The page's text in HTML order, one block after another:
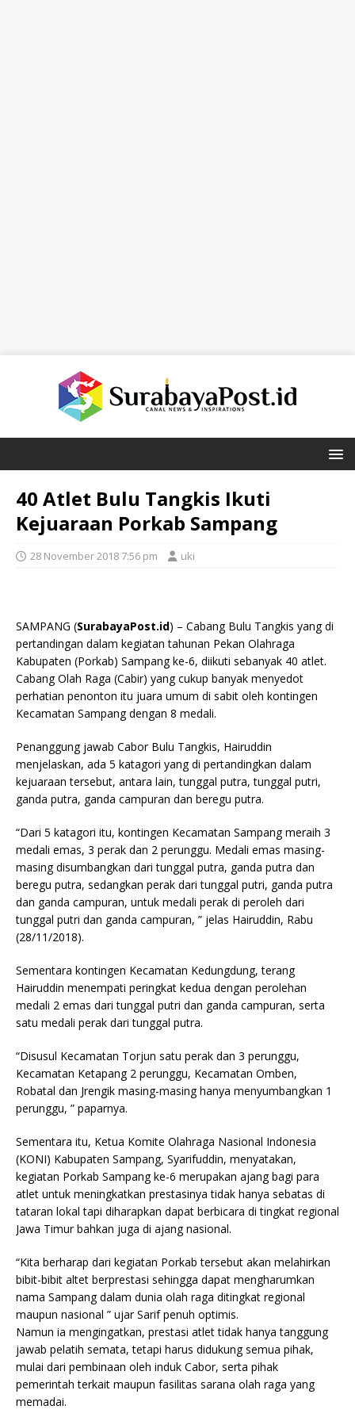
40 Atlet Bulu Tangkis Ikuti
Kejuaraan Porkab Sampang
28 November 2018 7:56 pm uki
SAMPANG (SurabayaPost.id) – Cabang Bulu Tangkis yang di
pertandingan dalam kegiatan tahunan Pekan Olahraga
Kabupaten (Porkab) Sampang ke-6, diikuti sebanyak 40 atlet.
Cabang Olah Raga (Cabir) yang cukup banyak menyedot
perhatian penonton itu juara umum di sabit oleh kontingen
Kecamatan Sampang dengan 8 medali.
Penanggung jawab Cabor Bulu Tangkis, Hairuddin
menjelaskan, ada 5 katagori yang di pertandingkan dalam
kejuaraan tersebut, antara lain, tunggal putra, tunggal putri,
ganda putra, ganda campuran dan beregu putra.
“Dari 5 katagori itu, kontingen Kecamatan Sampang meraih 3
medali emas, 3 perak dan 2 perunggu. Medali emas masing-
masing disumbangkan dari tunggal putra, ganda putra dan
beregu putra, sedangkan perak dari tunggal putri, ganda putra
dan ganda campuran, untuk medali perak di peroleh dari
tunggal putri dan ganda campuran, ” jelas Hairuddin, Rabu
(28/11/2018).
Sementara kontingen Kecamatan Kedungdung, terang
Hairuddin menempati peringkat kedua dengan perolehan
medali 2 emas dari tunggal putri dan ganda campuran, serta
satu medali perak dari tunggal putra.
“Disusul Kecamatan Torjun satu perak dan 3 perunggu,
Kecamatan Ketapang 2 perunggu, Kecamatan Omben,
Robatal dan Jrengik masing-masing hanya menyumbangkan 1
perunggu, ” paparnya.
Sementara itu, Ketua Komite Olahraga Nasional Indonesia
(KONI) Kabupaten Sampang, Syarifuddin, menyatakan,
kegiatan Porkab Sampang ke-6 merupakan ajang bagi para
atlet untuk meningkatkan prestasinya tidak hanya sebatas di
tataran lokal tapi diharapkan dapat berbicara di tingkat regional
Jawa Timur bahkan juga di ajang nasional.
“Kita berharap dari kegiatan Porkab tersebut akan melahirkan
bibit-bibit altet berprestasi sehingga dapat mengharumkan
nama Sampang dalam dunia olah raga ditingkat regional
maupun nasional ” ujar Sarif penuh optimis.
Namun ia mengingatkan, prestasi atlet tidak hanya tanggung
jawab pelatih semata, tetapi harus didukung semua pihak,
mulai dari pembinaan oleh induk Cabor, serta pihak
pemerintah terkait maupun fasilitas sarana olah raga yang
memadai.